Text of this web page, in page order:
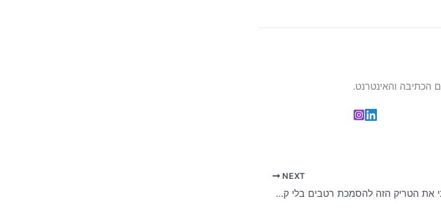
NEXT
ניסיתי את הטריק הזה להסמכת רטבים בלי קמח, וזה עורר סערה במטבח